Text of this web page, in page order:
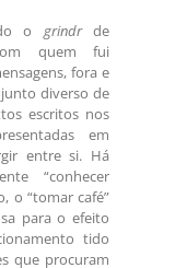
o grindrde
quem fui
fora e
diverso de
escritos nos
em
entre si. Há
“conhecer
o “tomar café”
para o efeito
tido
que procuram